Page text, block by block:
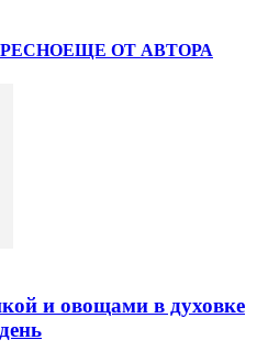
ЕЩЕ ОТ АВТОРА
и овощами в духовке